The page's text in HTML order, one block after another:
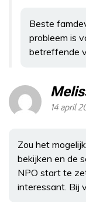
Beste
probleem is
betreffende
14 april
Zou het
bekijken en de
NPO start te
interessant. Bij